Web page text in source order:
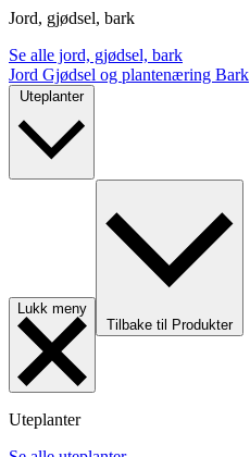
Jord, gjødsel, bark
Se alle jord, gjødsel, bark
Jord Gjødsel og plantenæring Bark
Uteplanter
Lukk meny
Tilbake til Produkter
Uteplanter